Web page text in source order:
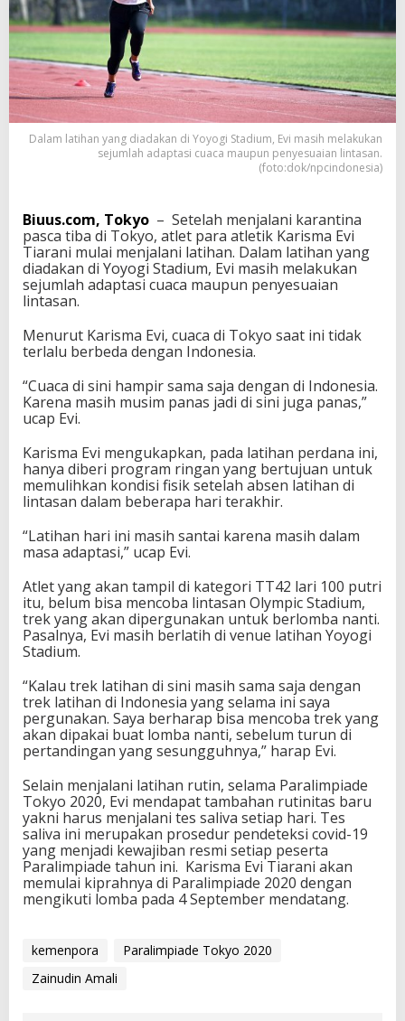
n
i
t
i
h
a
n
d
o
k
u
s
A
p
t
s
i
a
c
a
Dalam latihan yang diadakan di Yoyogi Stadium, Evi masih melakukan
sejumlah adaptasi cuaca maupun penyesuaian lintasan.
(foto:dok/npcindonesia)
Biuus.com, Tokyo – Setelah menjalani karantina
pasca tiba di Tokyo, atlet para atletik Karisma Evi
Tiarani mulai menjalani latihan. Dalam latihan yang
diadakan di Yoyogi Stadium, Evi masih melakukan
sejumlah adaptasi cuaca maupun penyesuaian
lintasan.
Menurut Karisma Evi, cuaca di Tokyo saat ini tidak
terlalu berbeda dengan Indonesia.
“Cuaca di sini hampir sama saja dengan di Indonesia.
Karena masih musim panas jadi di sini juga panas,”
ucap Evi.
Karisma Evi mengukapkan, pada latihan perdana ini,
hanya diberi program ringan yang bertujuan untuk
memulihkan kondisi fisik setelah absen latihan di
lintasan dalam beberapa hari terakhir.
“Latihan hari ini masih santai karena masih dalam
masa adaptasi,” ucap Evi.
Atlet yang akan tampil di kategori TT42 lari 100 putri
itu, belum bisa mencoba lintasan Olympic Stadium,
trek yang akan dipergunakan untuk berlomba nanti.
Pasalnya, Evi masih berlatih di venue latihan Yoyogi
Stadium.
“Kalau trek latihan di sini masih sama saja dengan
trek latihan di Indonesia yang selama ini saya
pergunakan. Saya berharap bisa mencoba trek yang
akan dipakai buat lomba nanti, sebelum turun di
pertandingan yang sesungguhnya,” harap Evi.
Selain menjalani latihan rutin, selama Paralimpiade
Tokyo 2020, Evi mendapat tambahan rutinitas baru
yakni harus menjalani tes saliva setiap hari. Tes
saliva ini merupakan prosedur pendeteksi covid-19
yang menjadi kewajiban resmi setiap peserta
Paralimpiade tahun ini. Karisma Evi Tiarani akan
memulai kiprahnya di Paralimpiade 2020 dengan
mengikuti lomba pada 4 September mendatang.
kemenpora
Paralimpiade Tokyo 2020
Zainudin Amali